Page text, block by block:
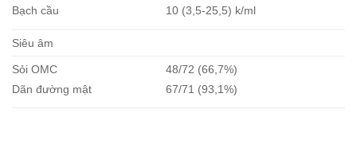
Bạch cầu
10 (3,5-25,5) k/ml
Siêu âm
Sỏi OMC
Dãn đường mật
48/72 (66,7%)
67/71 (93,1%)